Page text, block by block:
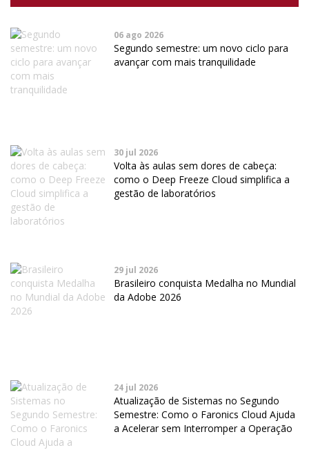
06 ago 2026
Segundo semestre: um novo ciclo para
avançar com mais tranquilidade
30 jul 2026
Volta às aulas sem dores de cabeça:
como o Deep Freeze Cloud simplifica a
gestão de laboratórios
29 jul 2026
Brasileiro conquista Medalha no Mundial
da Adobe 2026
24 jul 2026
Atualização de Sistemas no Segundo
Semestre: Como o Faronics Cloud Ajuda
a Acelerar sem Interromper a Operação